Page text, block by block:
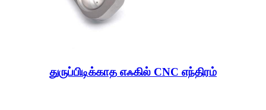
துருப்பிடிக்காத எஃகில் CNC எந்திரம்